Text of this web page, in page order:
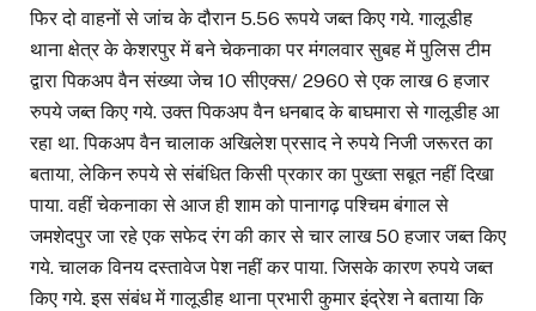
फिर दो वाहनों से जांच के दौरान 5.56 रूपये जब्त किए गये. गालूडीह
थाना क्षेत्र के केशरपुर में बने चेकनाका पर मंगलवार सुबह में पुलिस टीम
द्वारा पिकअप वैन संख्या जेच 10 सीएक्स/ 2960 से एक लाख 6 हजार
रुपये जब्त किए गये. उक्त पिकअप वैन धनबाद के बाघमारा से गालूडीह आ
रहा था. पिकअप वैन चालाक अखिलेश प्रसाद ने रुपये निजी जरूरत का
बताया, लेकिन रुपये से संबंधित किसी प्रकार का पुख्ता सबूत नहीं दिखा
पाया. वहीं चेकनाका से आज ही शाम को पानागढ़ पश्चिम बंगाल से
जमशेदपुर जा रहे एक सफेद रंग की कार से चार लाख 50 हजार जब्त किए
गये. चालक विनय दस्तावेज पेश नहीं कर पाया. जिसके कारण रुपये जब्त
किए गये. इस संबंध में गालूडीह थाना प्रभारी कुमार इंद्रेश ने बताया कि